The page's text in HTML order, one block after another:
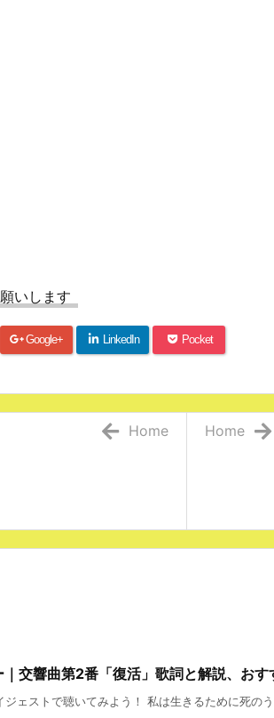
いします
Google+ LinkedIn Pocket
Home
Home
｜交響曲第2番「復活」歌詞と解説、おす
ジェストで聴いてみよう！ 私は生きるために死の